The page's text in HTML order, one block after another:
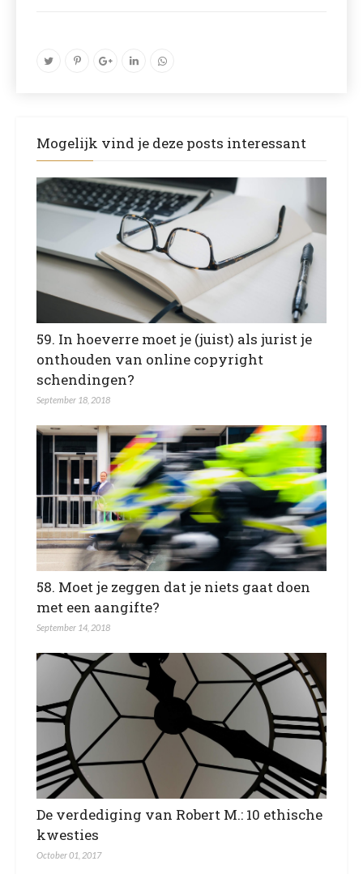
Mogelijk vind je deze posts interessant
59. In hoeverre moet je (juist) als jurist je
onthouden van online copyright
schendingen?
September 18, 2018
58. Moet je zeggen dat je niets gaat doen
met een aangifte?
September 14, 2018
De verdediging van Robert M.: 10 ethische
kwesties
October 01, 2017